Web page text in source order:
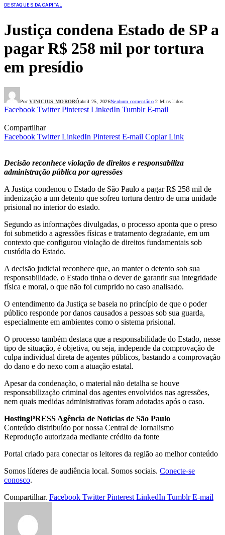
DESTAQUES DA CAPITAL
Justiça condena Estado de SP a
pagar R$ 258 mil por tortura
em presídio
Por VINICIUS MORORÓabril 25, 2026Nenhum comentário 2 Mins lidos
Facebook Twitter Pinterest LinkedIn Tumblr E-mail
Compartilhar
Facebook Twitter LinkedIn Pinterest E-mail Copiar Link
Decisão reconhece violação de direitos e responsabiliza
administração pública por agressões
A Justiça condenou o Estado de São Paulo a pagar R$ 258 mil de
indenização a um detento que sofreu tortura dentro de uma unidade
prisional no interior do estado.
Segundo as informações divulgadas, o processo aponta que o preso
foi submetido a agressões físicas e tratamento degradante, em um
contexto que configurou violação de direitos fundamentais sob
custódia do Estado.
A decisão judicial reconhece que, ao manter o detento sob sua
responsabilidade, o Estado tinha o dever de garantir sua integridade
física e moral, o que não foi cumprido no caso analisado.
O entendimento da Justiça se baseia no princípio de que o poder
público responde por danos causados a pessoas sob sua guarda,
especialmente em ambientes como o sistema prisional.
O processo também destaca que a responsabilidade do Estado, nesse
tipo de situação, é objetiva, ou seja, independe da comprovação de
culpa individual direta de agentes públicos, bastando a comprovação
do dano e do nexo com a atuação estatal.
Apesar da condenação, o material não detalha se houve
responsabilização criminal dos agentes envolvidos nas agressões,
nem quais medidas administrativas foram adotadas após o caso.
HostingPRESS Agência de Notícias de São Paulo
Conteúdo distribuído por nossa Central de Jornalismo
Reprodução autorizada mediante crédito da fonte
Portal criado para conectar os leitores da região ao melhor conteúdo
Somos líderes de audiência local. Somos sociais. Conecte-se
conosco.
Compartilhar. Facebook Twitter Pinterest LinkedIn Tumblr E-mail